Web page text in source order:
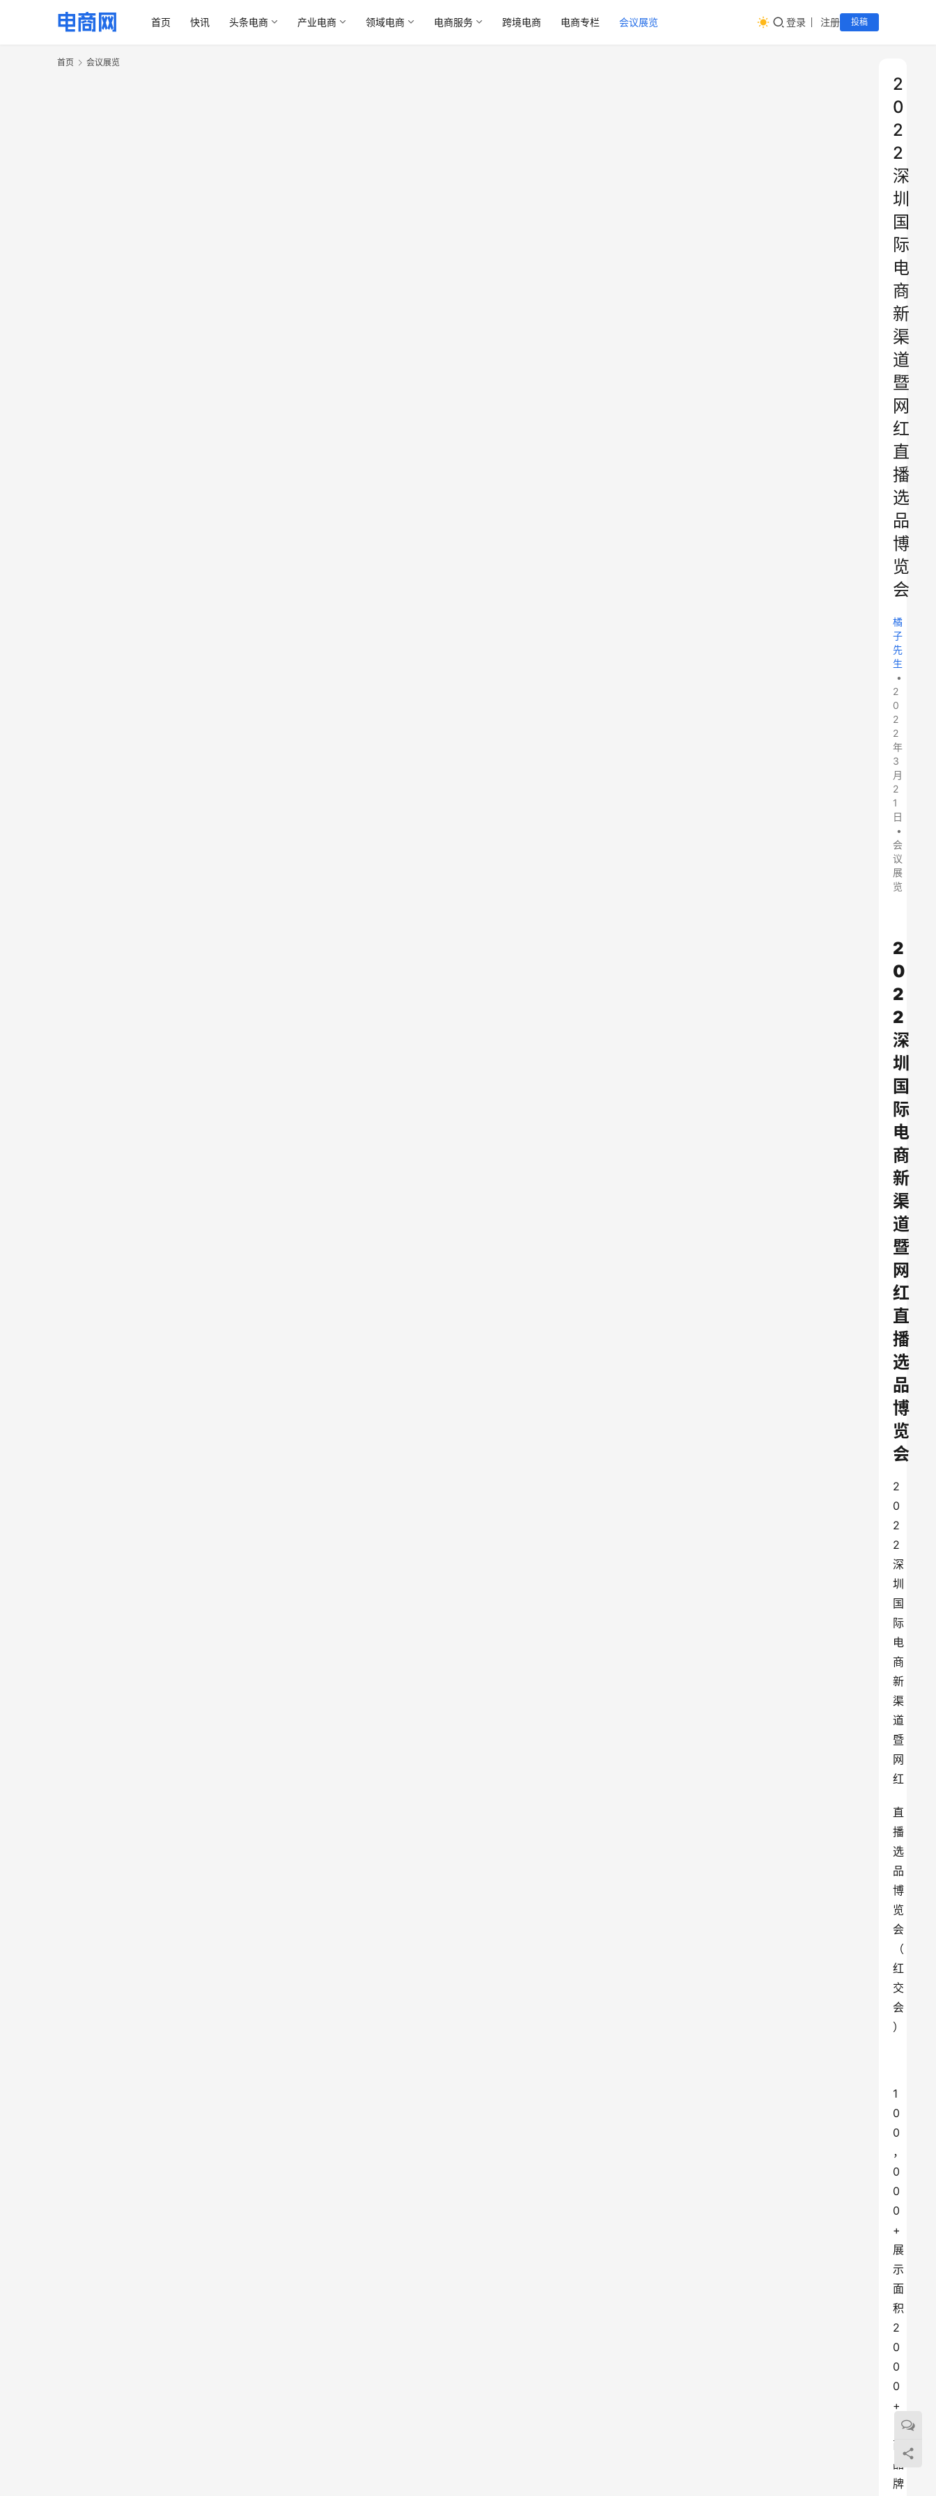
首页 快讯 头条电商 产业电商 领域电商 电商服务 跨境电商 电商专栏 会议展览 登录 注册 投稿
首页 会议展览
2
0
2
2
深
圳
国
际
电
商
新
渠
道
暨
网
红
直
播
选
品
博
览
会
橘
子
先
生
•
2
0
2
2
年
3
月
2
1
日
•
会
议
展
览
2
0
2
2
深
圳
国
际
电
商
新
渠
道
暨
网
红
直
播
选
品
博
览
会
2
0
2
2
深
圳
国
际
电
商
新
渠
道
暨
网
红
直
播
选
品
博
览
会
（
红
交
会
）
1
0
0
，
0
0
0
+
展
示
面
积
2
0
0
0
+
电
商
品
牌